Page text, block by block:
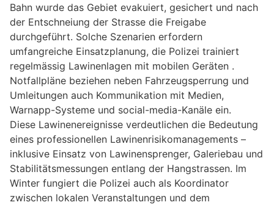
Bahn wurde das Gebiet evakuiert, gesichert und nach
der Entschneiung der Strasse die Freigabe
durchgeführt. Solche Szenarien erfordern
umfangreiche Einsatzplanung, die Polizei trainiert
regelmässig Lawinenlagen mit mobilen Geräten .
Notfallpläne beziehen neben Fahrzeugsperrung und
Umleitungen auch Kommunikation mit Medien,
Warnapp-Systeme und social-media-Kanäle ein.
Diese Lawinenereignisse verdeutlichen die Bedeutung
eines professionellen Lawinenrisikomanagements –
inklusive Einsatz von Lawinensprenger, Galeriebau und
Stabilitätsmessungen entlang der Hangstrassen. Im
Winter fungiert die Polizei auch als Koordinator
zwischen lokalen Veranstaltungen und dem